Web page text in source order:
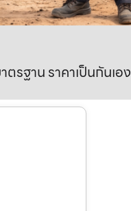
รฐาน ราคาเป็นกันเอง